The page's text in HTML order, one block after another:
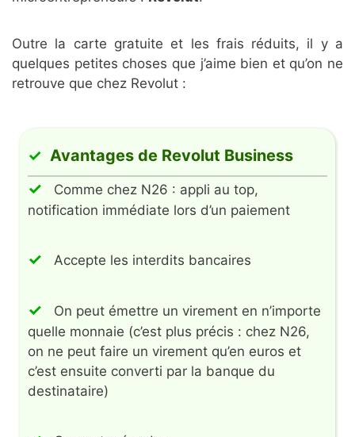
Outre la carte gratuite et les frais réduits, il y a
quelques petites choses que j’aime bien et qu’on ne
retrouve que chez Revolut :
Avantages de Revolut Business
Comme chez N26 : appli au top,
notification immédiate lors d’un paiement
Accepte les interdits bancaires
On peut émettre un virement en n’importe
quelle monnaie (c’est plus précis : chez N26,
on ne peut faire un virement qu’en euros et
c’est ensuite converti par la banque du
destinataire)